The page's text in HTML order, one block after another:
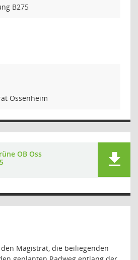
B275
Ossenheim
OB Oss
Magistrat, die beiliegenden